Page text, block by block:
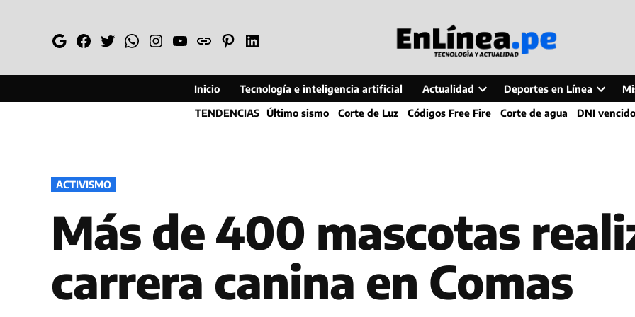
GoogleFacebook
TwitterWhatsapp
Instagram
YouTube
WebPinterestLinkedin
Inicio Tecnología e inteligencia artificial Actualidad
Open
dropdown
Deportes en Línea
Open
dropdown
TENDENCIAS Último sismo Corte de Luz Códigos Free Fire Corte de agua DNI vencido
PUBLICADO
EN
ACTIVISMO
Más de 400 mascotas
carrera canina en Comas